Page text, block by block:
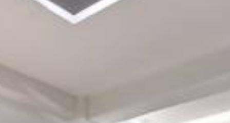
GALERIE